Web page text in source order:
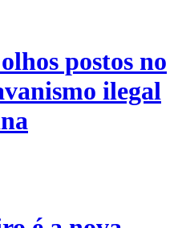
postos no
ilegal